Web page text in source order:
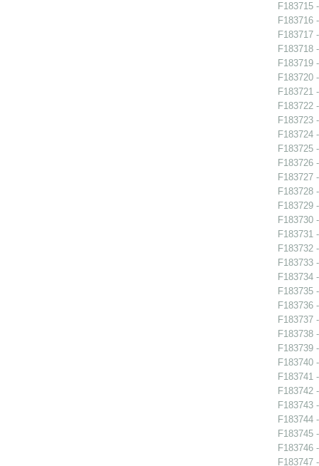
F183715
F183716
F183717
F183718
F183719
F183720
F183721
F183722
F183723
F183724
F183725
F183726
F183727
F183728
F183729
F183730
F183731
F183732
F183733
F183734
F183735
F183736
F183737
F183738
F183739
F183740
F183741
F183742
F183743
F183744
F183745
F183746
F183747